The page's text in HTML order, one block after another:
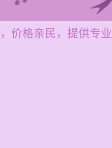
价格亲民，提供专